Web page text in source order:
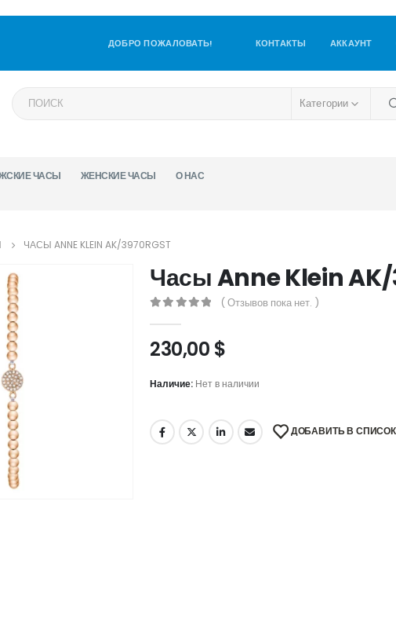
ДОБРО ПОЖАЛОВАТЬ! КОНТАКТЫ АККАУНТ
Категории
ЧАСЫ ЖЕНСКИЕ ЧАСЫ О НАС
​ЧАСЫ ANNE KLEIN AK/3970RGST
​Часы Anne Klein AK/
( Отзывов пока нет. )
230,00 $
Наличие: Нет в наличии
ДОБАВИТЬ В